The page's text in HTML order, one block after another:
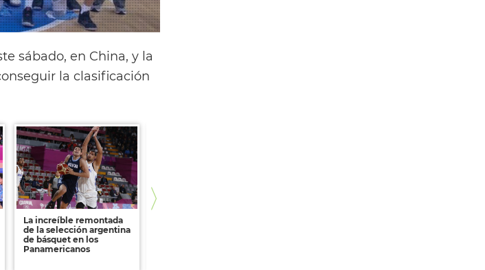
sábado, en China, y la
la clasificación
La increíble remontada
de la selección argentina
de básquet en los
Panamericanos